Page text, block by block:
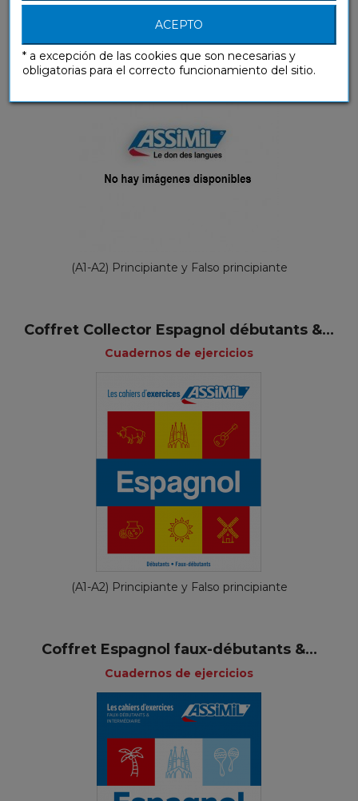
Spanisch ohne Mühe heute (libro solo)
Sin Esfuerzo
(A1-A2) Principiante y Falso principiante
Coffret Collector Espagnol débutants &...
Cuadernos de ejercicios
(A1-A2) Principiante y Falso principiante
Coffret Espagnol faux-débutants &...
Cuadernos de ejercicios
ACEPTO
* a excepción de las cookies que son necesarias y
obligatorias para el correcto funcionamiento del sitio.